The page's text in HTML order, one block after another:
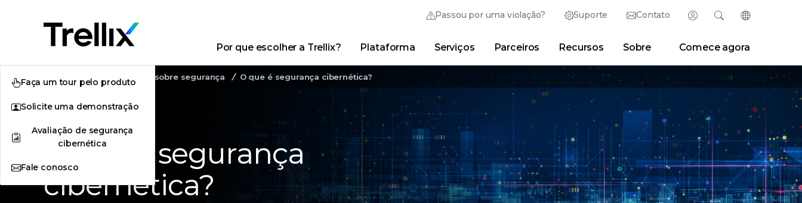
Passou por uma violação? Suporte Contato Fazer login
Trellix Login
Thrive Community Partner Portal Developer Portal
Pesquisar
Links rápidos
Por que escolher a Trellix? Produtos Advanced Research Center Sala de notícias
Alterar idioma
English (Inglês)
日本語 (Japonês)
Deutsch (Alemão)
Español (Espanhol)
Français (Francês)
Português (Português)
Por que escolher a Trellix? Plataforma Serviços Parceiros Recursos Sobre Comece agora
Faça um tour pelo produto
Solicite uma demonstração
Avaliação de segurança
cibernética
Fale conosco
Conscientização sobre segurança O que é segurança cibernética?
O que é segurança
cibernética?